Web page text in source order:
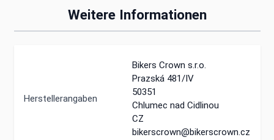
Weitere Informationen
Herstellerangaben
Bikers Crown s.r.o.
Prazská 481/IV
50351
Chlumec nad Cidlinou
CZ
bikerscrown@bikerscrown.cz